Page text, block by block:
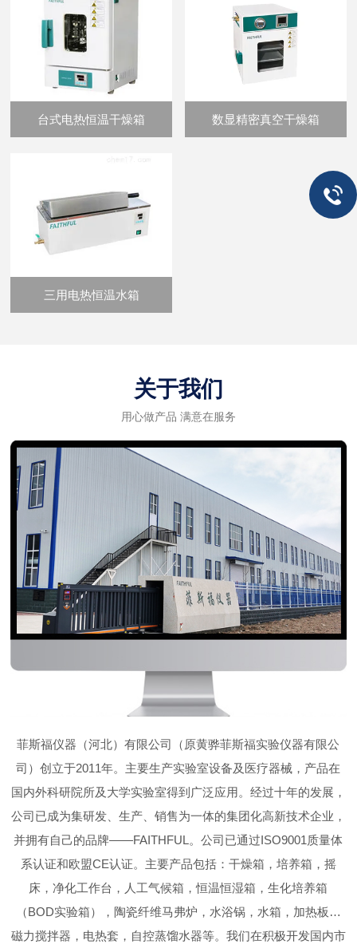
台式电热恒温干燥箱 数显精密真空干燥箱
三用电热恒温水箱
关于我们
用心做产品 满意在服务
菲斯福仪器（河北）有限公司（原黄骅菲斯福实验仪器有限公
司）创立于2011年。主要生产实验室设备及医疗器械，产品在
国内外科研院所及大学实验室得到广泛应用。经过十年的发展，
公司已成为集研发、生产、销售为一体的集团化高新技术企业，
并拥有自己的品牌——FAITHFUL。公司已通过ISO9001质量体
系认证和欧盟CE认证。主要产品包括：干燥箱，培养箱，摇
床，净化工作台，人工气候箱，恒温恒湿箱，生化培养箱
（BOD实验箱），陶瓷纤维马弗炉，水浴锅，水箱，加热板，
磁力搅拌器，电热套，自控蒸馏水器等。我们在积极开发国内市